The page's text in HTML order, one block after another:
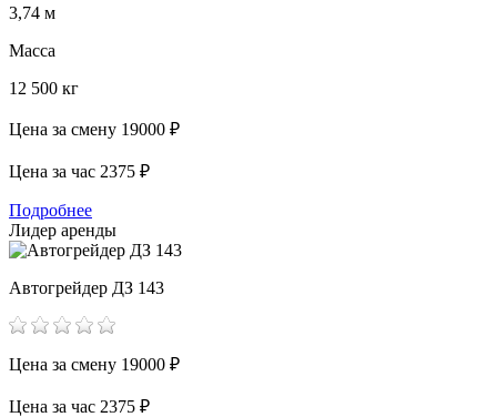
3,74 м
Масса
12 500 кг
Цена за смену 19000 ₽
Цена за час 2375 ₽
Подробнее
Лидер аренды
Автогрейдер ДЗ 143
Цена за смену 19000 ₽
Цена за час 2375 ₽